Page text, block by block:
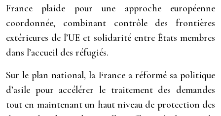
France plaide pour une approche européenne
coordonnée, combinant contrôle des frontières
extérieures de l’UE et solidarité entre États membres
dans l’accueil des réfugiés.
Sur le plan national, la France a réformé sa politique
d’asile pour accélérer le traitement des demandes
tout en maintenant un haut niveau de protection des